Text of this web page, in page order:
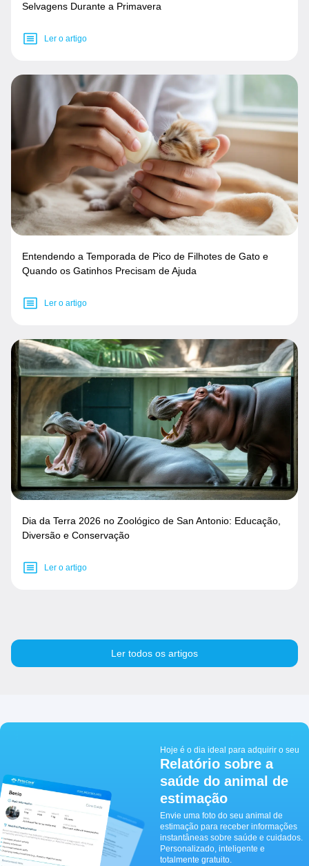
Selvagens Durante a Primavera
Ler o artigo
Entendendo a Temporada de Pico de Filhotes de Gato e
Quando os Gatinhos Precisam de Ajuda
Ler o artigo
Dia da Terra 2026 no Zoológico de San Antonio: Educação,
Diversão e Conservação
Ler o artigo
Ler todos os artigos
Hoje é o dia ideal para adquirir o seu
Relatório sobre a
saúde do animal de
estimação
Envie uma foto do seu animal de
estimação para receber informações
instantâneas sobre saúde e cuidados.
Personalizado, inteligente e
totalmente gratuito.